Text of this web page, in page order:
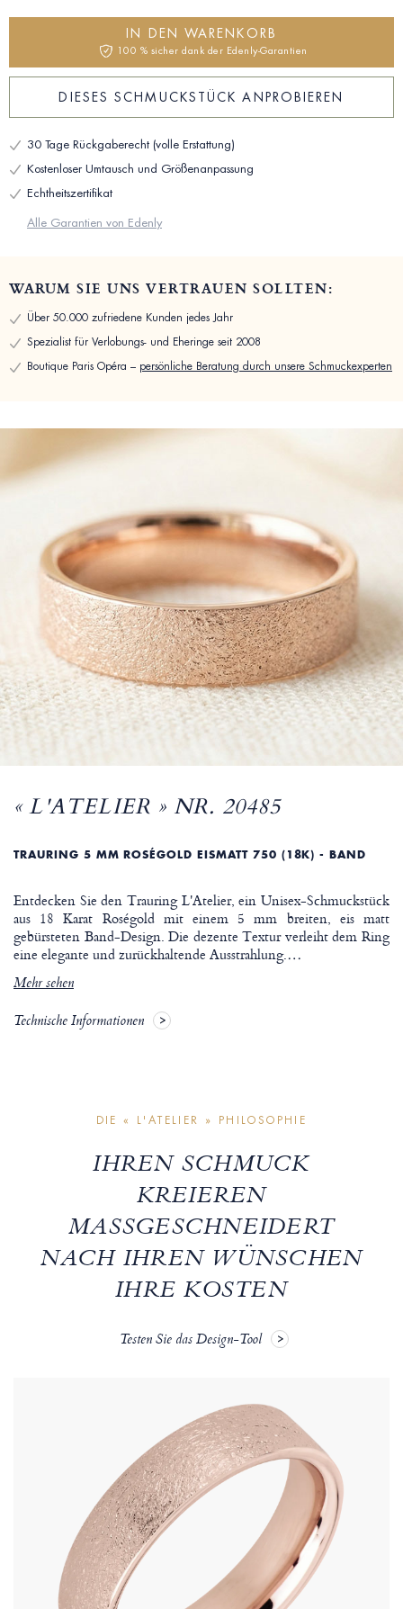
IN DEN WARENKORB
100 % sicher dank der Edenly-Garantien
DIESES SCHMUCKSTÜCK ANPROBIEREN
30 Tage Rückgaberecht (volle Erstattung)
Kostenloser Umtausch und Größenanpassung
Echtheitszertifikat
Alle Garantien von Edenly
WARUM SIE UNS VERTRAUEN SOLLTEN:
Über 50.000 zufriedene Kunden jedes Jahr
Spezialist für Verlobungs- und Eheringe seit 2008
Boutique Paris Opéra – persönliche Beratung durch unsere Schmuckexperten
« L'ATELIER » NR. 20485
TRAURING 5 MM ROSÉGOLD EISMATT 750 (18K) - BAND
Entdecken Sie den Trauring L'Atelier, ein Unisex-Schmuckstück
aus 18 Karat Roségold mit einem 5 mm breiten, eis matt
gebürsteten Band-Design. Die dezente Textur verleiht dem Ring
eine elegante und zurückhaltende Ausstrahlung.…
Mehr sehen
Technische Informationen
DIE « L'ATELIER » PHILOSOPHIE
IHREN SCHMUCK
KREIEREN
MASSGESCHNEIDERT N
ACH IHREN WÜNSCHEN
IHRE KOSTEN
Testen Sie das Design-Tool